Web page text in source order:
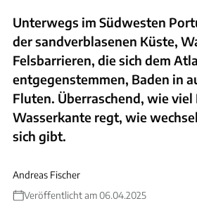
Unterwegs im Südwesten
der sandverblasenen Küste,
Felsbarrieren, die sich dem
entgegenstemmen, Baden in
Fluten. Überraschend, wie viel
Wasserkante regt, wie
sich gibt.
Andreas Fischer
Veröffentlicht am 06.04.2025